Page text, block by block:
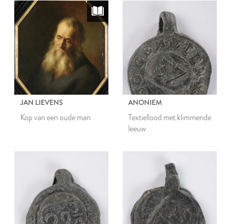
JAN LIEVENS
Kop van een oude man
ANONIEM
Textiellood met klimmende
leeuw